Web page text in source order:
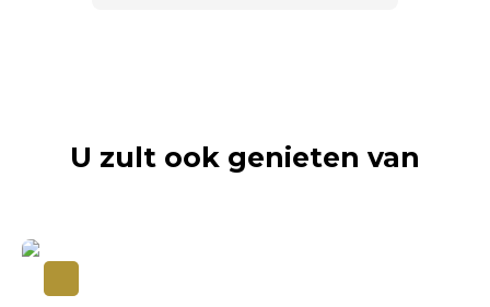
U zult ook genieten van